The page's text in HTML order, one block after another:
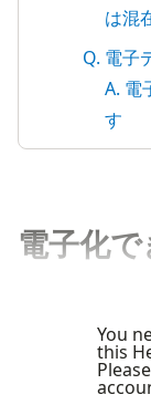
は混
Q. 電子
A. 電
す
電子化
You
this